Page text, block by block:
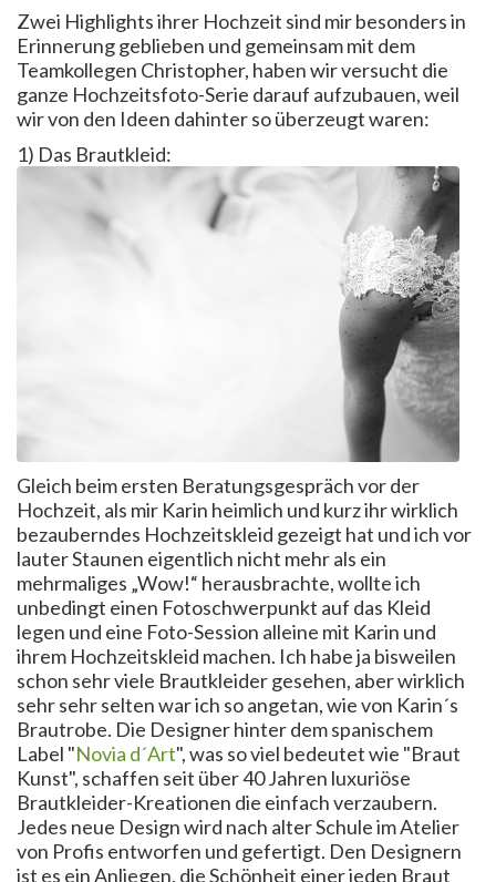
Zwei Highlights ihrer Hochzeit sind mir besonders in
Erinnerung geblieben und gemeinsam mit dem
Teamkollegen Christopher, haben wir versucht die
ganze Hochzeitsfoto-Serie darauf aufzubauen, weil
wir von den Ideen dahinter so überzeugt waren:
1) Das Brautkleid:
Gleich beim ersten Beratungsgespräch vor der
Hochzeit, als mir Karin heimlich und kurz ihr wirklich
bezauberndes Hochzeitskleid gezeigt hat und ich vor
lauter Staunen eigentlich nicht mehr als ein
mehrmaliges „Wow!“ herausbrachte, wollte ich
unbedingt einen Fotoschwerpunkt auf das Kleid
legen und eine Foto-Session alleine mit Karin und
ihrem Hochzeitskleid machen. Ich habe ja bisweilen
schon sehr viele Brautkleider gesehen, aber wirklich
sehr sehr selten war ich so angetan, wie von Karin´s
Brautrobe. Die Designer hinter dem spanischem
Label "Novia d´Art", was so viel bedeutet wie "Braut
Kunst", schaffen seit über 40 Jahren luxuriöse
Brautkleider-Kreationen die einfach verzaubern.
Jedes neue Design wird nach alter Schule im Atelier
von Profis entworfen und gefertigt. Den Designern
ist es ein Anliegen, die Schönheit einer jeden Braut